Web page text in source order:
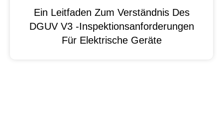
Ein Leitfaden Zum Verständnis Des
DGUV V3 -Inspektionsanforderungen
Für Elektrische Geräte